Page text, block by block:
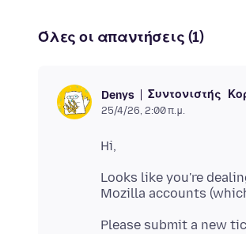
Όλες οι απαντήσεις (1)
Denys Συντονιστής
25/4/26, 2:00 π.μ.
Looks like you're
Please submit a new